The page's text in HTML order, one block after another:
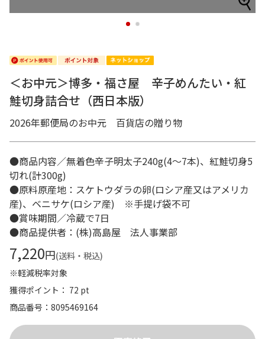
1 2
＜お中元＞博多・福さ屋 辛子めんたい・紅
鮭切身詰合せ（西日本版）
2026年郵便局のお中元 百貨店の贈り物
●商品内容／無着色辛子明太子240g(4～7本)、紅鮭切身5
切れ(計300g)
●原料原産地：スケトウダラの卵(ロシア産又はアメリカ
産)、ベニサケ(ロシア産) ※手提げ袋不可
●賞味期間／冷蔵で7日
●商品提供者：(株)高島屋 法人事業部
7,220円(送料・税込)
※軽減税率対象
獲得ポイント： 72 pt
商品番号
8095469164